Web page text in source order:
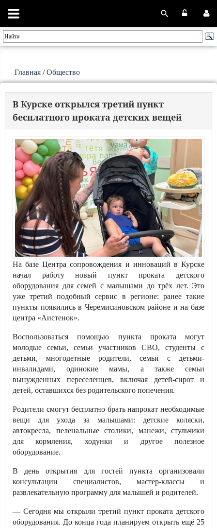
Главная /Общество
В Курске открылся третий пункт
бесплатного проката детских вещей
На базе Центра сопровождения и инноваций в Курске
начал работу новый пункт проката детского
оборудования для семей с малышами до трёх лет. Это
уже третий подобный сервис в регионе: ранее такие
пункты появились в Черемисиновском районе и на базе
центра «Аистенок».
Воспользоваться помощью пункта проката могут
молодые семьи, семьи участников СВО, студенты с
детьми, многодетные родители, семьи с детьми-
инвалидами, одинокие мамы, а также семьи
вынужденных переселенцев, включая детей-сирот и
детей, оставшихся без родительского попечения.
Родители смогут бесплатно брать напрокат необходимые
вещи для ухода за малышами: детские коляски,
автокресла, пеленальные столики, манежи, стульчики
для кормления, ходунки и другое полезное
оборудование.
В день открытия для гостей пункта организовали
консультации специалистов, мастер-классы и
развлекательную программу для малышей и родителей.
— Сегодня мы открыли третий пункт проката детского
оборудования. До конца года планируем открыть ещё 25